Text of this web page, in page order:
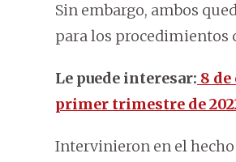
Sin embargo, ambos
para los procedimientos
Le puede interesar: 8
primer trimestre de
Intervinieron en el